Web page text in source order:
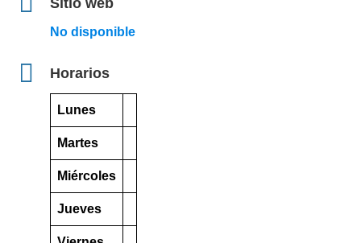
Sitio web
No disponible
Horarios
Lunes
Martes
Miércoles
Jueves